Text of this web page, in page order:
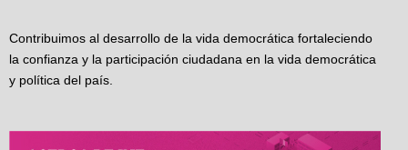
Contribuimos al desarrollo de la vida democrática fortaleciendo
la confianza y la participación ciudadana en la vida democrática
y política del país.